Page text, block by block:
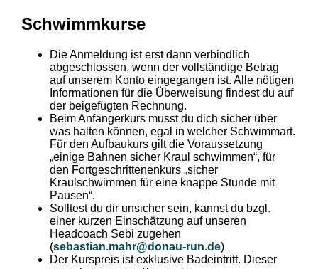
Schwimmkurse
Die Anmeldung ist erst dann verbindlich
abgeschlossen, wenn der vollständige Betrag
auf unserem Konto eingegangen ist. Alle nötigen
Informationen für die Überweisung findest du auf
der beigefügten Rechnung.
Beim Anfängerkurs musst du dich sicher über
was halten können, egal in welcher Schwimmart.
Für den Aufbaukurs gilt die Voraussetzung
„einige Bahnen sicher Kraul schwimmen“, für
den Fortgeschrittenenkurs „sicher
Kraulschwimmen für eine knappe Stunde mit
Pausen“.
Solltest du dir unsicher sein, kannst du bzgl.
einer kurzen Einschätzung auf unseren
Headcoach Sebi zugehen
(sebastian.mahr@donau-run.de)
Der Kurspreis ist exklusive Badeintritt. Dieser